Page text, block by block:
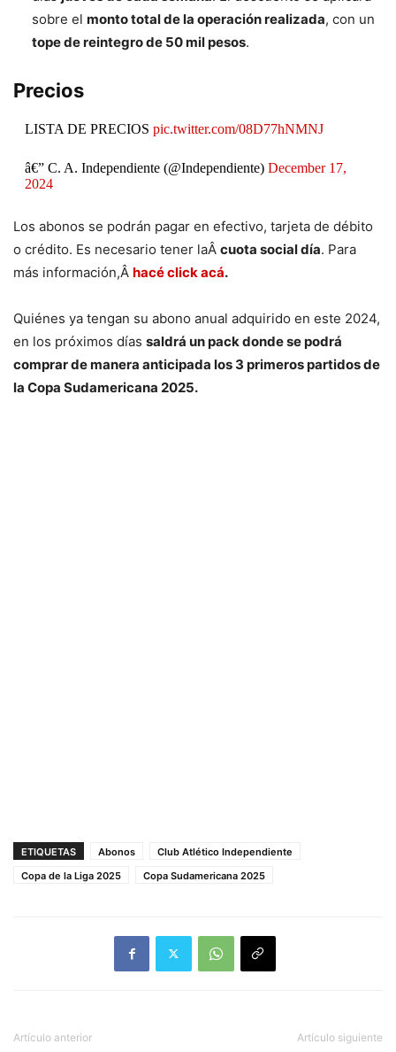
sobre el monto total de la operación realizada, con un
tope de reintegro de 50 mil pesos.
Precios
LISTA DE PRECIOS pic.twitter.com/08D77hNMNJ
â€” C. A. Independiente (@Independiente) December 17,
2024
Los abonos se podrán pagar en efectivo, tarjeta de débito
o crédito. Es necesario tener laÂ cuota social día. Para
más información,Â hacé click acá.
Quiénes ya tengan su abono anual adquirido en este 2024,
en los próximos días saldrá un pack donde se podrá
comprar de manera anticipada los 3 primeros partidos de
la Copa Sudamericana 2025.
ETIQUETAS Abonos
Club Atlético Independiente
Copa de la Liga 2025
Copa Sudamericana 2025
Artículo anterior Artículo siguiente